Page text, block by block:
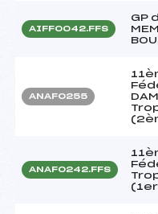
AIFF0042.FFS
GP
ANAF0255
ANAF0242.FFS
(1er